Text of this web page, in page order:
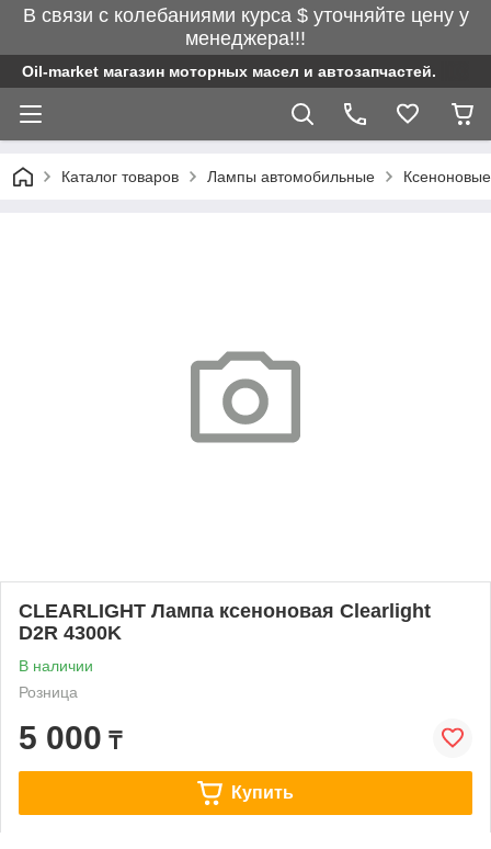
В связи с колебаниями курса $ уточняйте цену у
менеджера!!!
Oil-market магазин моторных масел и автозапчастей.
Каталог товаров Лампы автомобильные
CLEARLIGHT Лампа ксеноновая Clearlight
D2R 4300K
В наличии
Розница
5 000 ₸
Купить